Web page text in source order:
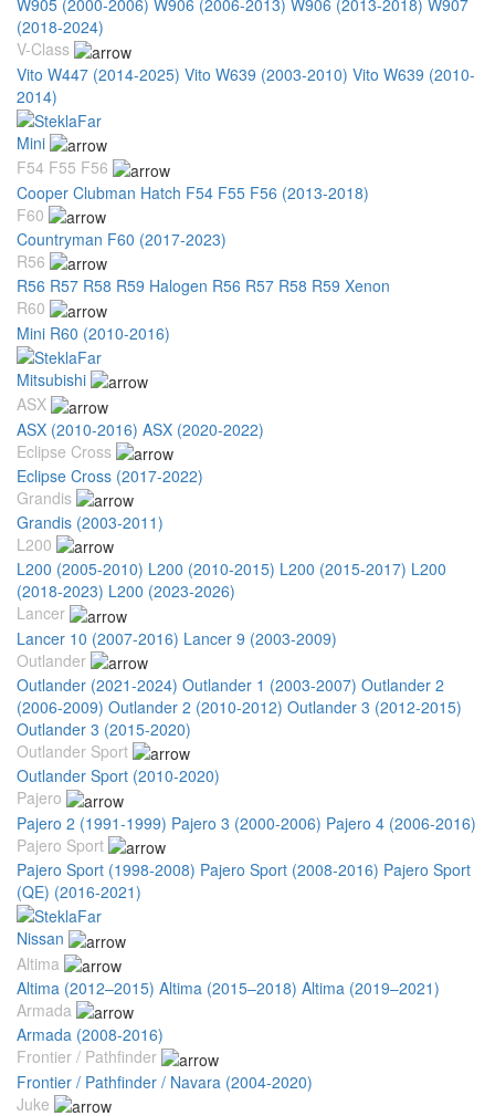
W905 (2000-2006) W906 (2006-2013) W906 (2013-2018) W907
(2018-2024)
V-Class
Vito W447 (2014-2025) Vito W639 (2003-2010) Vito W639 (2010-
2014)
Mini
F54 F55 F56
Cooper Clubman Hatch F54 F55 F56 (2013-2018)
F60
Countryman F60 (2017-2023)
R56
R56 R57 R58 R59 Halogen R56 R57 R58 R59 Xenon
R60
Mini R60 (2010-2016)
Mitsubishi
ASX
ASX (2010-2016) ASX (2020-2022)
Eclipse Cross
Eclipse Cross (2017-2022)
Grandis
Grandis (2003-2011)
L200
L200 (2005-2010) L200 (2010-2015) L200 (2015-2017) L200
(2018-2023) L200 (2023-2026)
Lancer
Lancer 10 (2007-2016) Lancer 9 (2003-2009)
Outlander
Outlander (2021-2024) Outlander 1 (2003-2007) Outlander 2
(2006-2009) Outlander 2 (2010-2012) Outlander 3 (2012-2015)
Outlander 3 (2015-2020)
Outlander Sport
Outlander Sport (2010-2020)
Pajero
Pajero 2 (1991-1999) Pajero 3 (2000-2006) Pajero 4 (2006-2016)
Pajero Sport
Pajero Sport (1998-2008) Pajero Sport (2008-2016) Pajero Sport
(QE) (2016-2021)
Nissan
Altima
Altima (2012–2015) Altima (2015–2018) Altima (2019–2021)
Armada
Armada (2008-2016)
Frontier / Pathfinder
Frontier / Pathfinder / Navara (2004-2020)
Juke